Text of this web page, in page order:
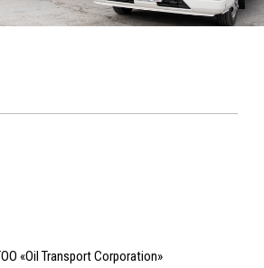
«Oil Transport Corporation»